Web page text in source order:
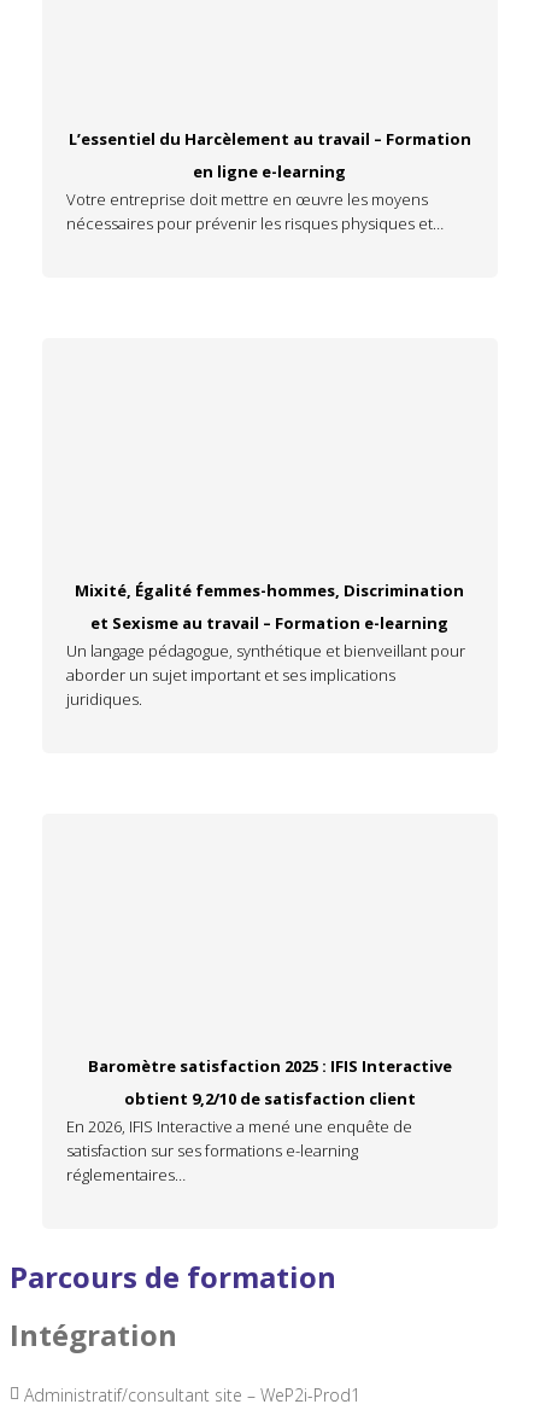
L’essentiel du Harcèlement au travail – Formation
en ligne e-learning
Votre entreprise doit mettre en œuvre les moyens
nécessaires pour prévenir les risques physiques et…
Mixité, Égalité femmes-hommes, Discrimination
et Sexisme au travail – Formation e-learning
Un langage pédagogue, synthétique et bienveillant pour
aborder un sujet important et ses implications
juridiques.
Baromètre satisfaction 2025 : IFIS Interactive
obtient 9,2/10 de satisfaction client
En 2026, IFIS Interactive a mené une enquête de
satisfaction sur ses formations e-learning
réglementaires…
Parcours de formation
Intégration
Administratif/consultant site – WeP2i-Prod1